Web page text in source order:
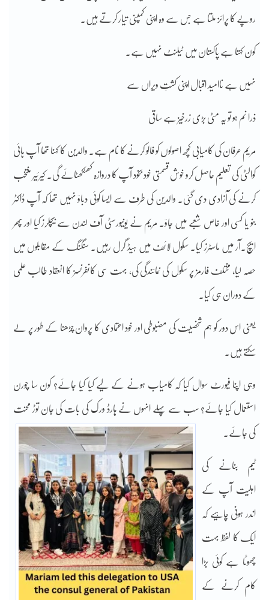
روپے کا پرائز ملتا ہے جس سے وہ اپنی کمپنی تیار کرتے ہیں۔
کون کہتا ہے پاکستان میں ٹیلنٹ نہیں ہے۔
نہیں ہے ناامید اقبال اپنی کشتِ ویراں سے
ذرا نم ہو تو یہ مٹی بڑی زرخیز ہے ساقی
مریم عرفان کی کامیابی کچھ اصولوں کو فالو کرنے کا نام ہے۔ والدین کا کہنا تھا آپ ہائی
کوالٹی کی تعلیم حاصل کرو خوش قسمتی خود بخود آپ کا دروازہ کھٹکھٹائے گی۔ کیرئیر منتخب
کرنے کی آزادی دی گئی۔ والدین کی طرف سے ایسا کوئی دباؤ نہیں تھا کہ آپ ڈاکٹر
بنو یا کسی اور خاص شعبے میں جاؤ۔ مریم نے یونیورسٹی آف لندن سے بیچلرز کیا اور پھر
ایچ۔آر میں ماسٹرز کیا۔ سکول لائف میں ہیڈ گرل رہیں۔ سنگنگ کے مقابلوں میں
حصہ لیا، مختلف فارمز پر سکول کی نمائندگی کی، بہت سی کانفرنسز کا انعقاد طالب علمی
کے دوران ہی کیا۔
یعنی اس دور کو ہم شخصیت کی مضبوطی اور خود اعتمادی کا پروان چڑھنا کے طور پر لے
سکتے ہیں۔
وہی اپنا فیورٹ سوال کیا کہ کامیاب ہونے کے لیے کیا کیا جائے؟ کون سا چورن
استعمال کیا جائے؟ سب سے پہلے انہوں نے ہارڈ ورک کی بات کی جان توڑ محنت
کی جائے۔
ٹیم بنانے کی
اہلیت آپ کے
اندر ہونی چاہیے کہ
ایک کا لفظ بہت
چھوٹا ہے کوئی بڑا
کام کرنے کے